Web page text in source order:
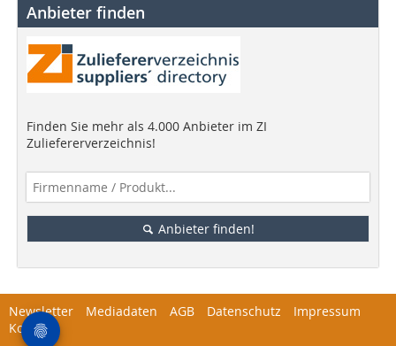
Anbieter finden
Finden Sie mehr als 4.000 Anbieter im ZI
Zuliefererverzeichnis!
Anbieter finden!
Newsletter Mediadaten AGB Datenschutz
Impressum
Kontakt